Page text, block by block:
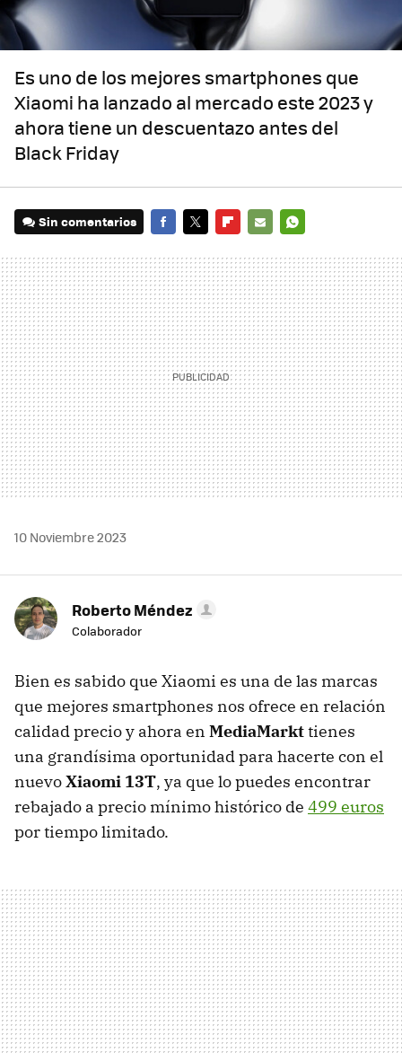
Es uno de los mejores smartphones que
Xiaomi ha lanzado al mercado este 2023 y
ahora tiene un descuentazo antes del
Black Friday
Sin comentarios
MAIL
10 Noviembre 2023
Roberto Méndez
Colaborador
Bien es sabido que Xiaomi es una de las marcas
que mejores smartphones nos ofrece en relación
calidad precio y ahora en MediaMarkttienes
una grandísima oportunidad para hacerte con el
nuevoXiaomi 13T, ya que lo puedes encontrar
rebajado a precio mínimo histórico de 499 euros
por tiempo limitado.